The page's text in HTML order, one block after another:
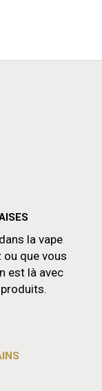
la vape
que vous
est là avec